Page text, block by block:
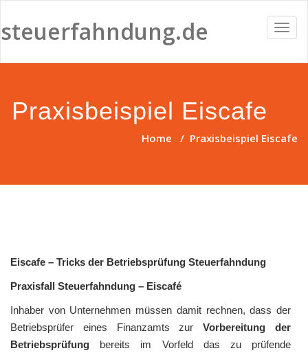
steuerfahndung.de
Praxisbeispiel Eiscafe
Home / Praxisbeispiel Eiscafe
Eiscafe – Tricks der Betriebsprüfung Steuerfahndung
Praxisfall Steuerfahndung – Eiscafé
Inhaber von Unternehmen müssen damit rechnen, dass der
Betriebsprüfer eines Finanzamts zurVorbereitung der
Betriebsprüfung bereits im Vorfeld das zu prüfende